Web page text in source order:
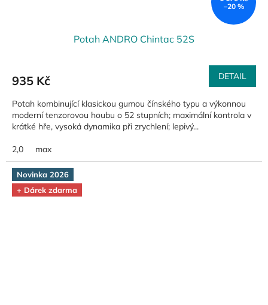
–20 %
Potah ANDRO Chintac 52S
935 Kč DETAIL
Potah kombinující klasickou gumou čínského typu a výkonnou
moderní tenzorovou houbu o 52 stupních; maximální kontrola v
krátké hře, vysoká dynamika při zrychlení; lepivý...
2,0 max
Novinka 2026
+ Dárek zdarma